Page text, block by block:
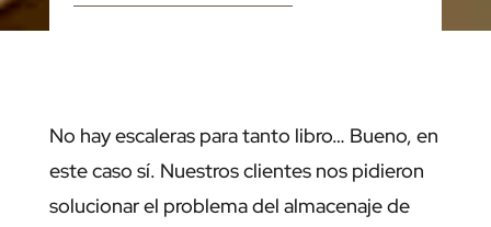
No hay escaleras para tanto libro… Bueno, en
este caso sí. Nuestros clientes nos pidieron
solucionar el problema del almacenaje de